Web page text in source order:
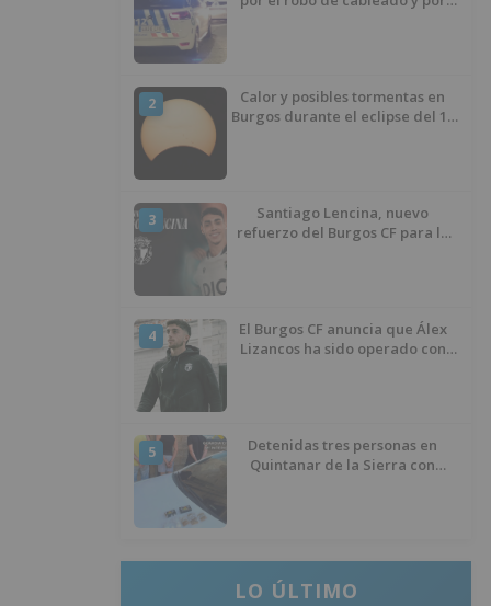
2
Calor y posibles tormentas en
Burgos durante el eclipse del 12
3
Santiago Lencina, nuevo
refuerzo del Burgos CF para la
4
El Burgos CF anuncia que Álex
Lizancos ha sido operado con
5
Detenidas tres personas en
Quintanar de la Sierra con
LO ÚLTIMO